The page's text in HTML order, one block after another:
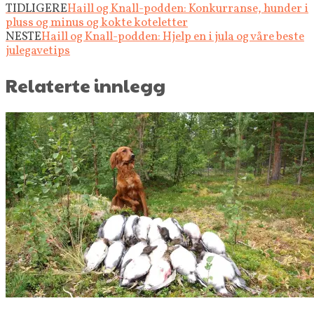
TIDLIGEREHaill og Knall-podden: Konkurranse, hunder i
pluss og minus og kokte koteletter
NESTEHaill og Knall-podden: Hjelp en i jula og våre beste
julegavetips
Relaterte innlegg